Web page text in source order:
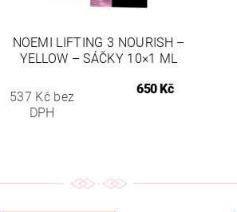
NOEMI LIFTING 3 NOURISH –
YELLOW – SÁČKY 10×1 ML
537 Kč bez
DPH
650 Kč